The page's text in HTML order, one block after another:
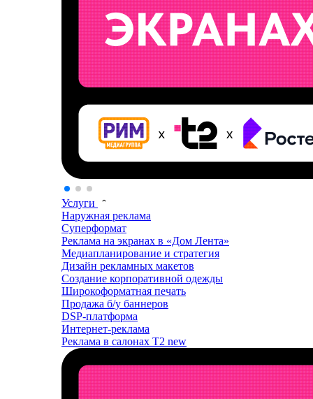
Услуги
Наружная реклама
Суперформат
Реклама на экранах в «Дом Лента»
Медиапланирование и стратегия
Дизайн рекламных макетов
Создание корпоративной одежды
Широкоформатная печать
Продажа б/у баннеров
DSP-платформа
Интернет-реклама
Реклама в салонах T2 new